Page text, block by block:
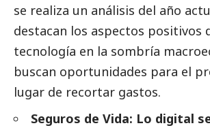
se realiza un análisis del año
destacan los aspectos positivos
tecnología en la sombría
buscan oportunidades para el
lugar de recortar gastos.
Seguros de Vida: Lo digital